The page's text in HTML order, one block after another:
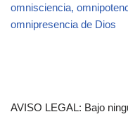
omnisciencia,
omnipresencia de Dios
AVISO LEGAL: Bajo